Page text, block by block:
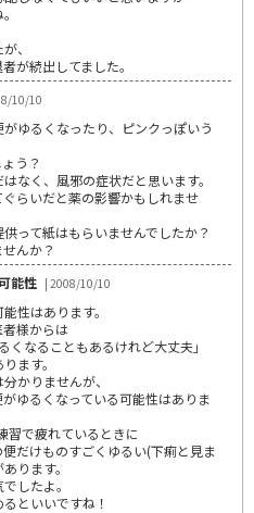
、
が続出してました。
10/10
ゆるくなったり、ピンクっぽいう
う？
なく、風邪の症状だと思います。
らいだと薬の影響かもしれませ
って紙はもらいませんでしたか？
んか？
能性 | 2008/10/10
性はあります。
様からは
くなることもあるけれど大丈夫」
ます。
かりませんが、
ゆるくなっている可能性はありま
習で疲れているときに
だけものすごくゆるい(下痢と見ま
ります。
したよ。
といいですね！